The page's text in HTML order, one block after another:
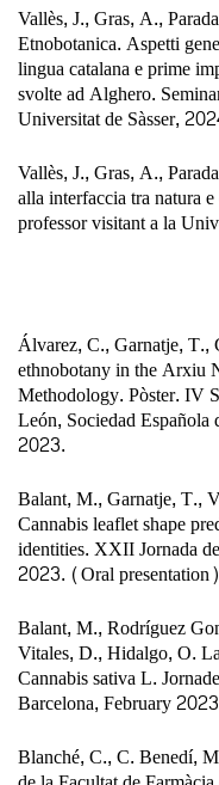
Vallès, J., Gras, A.,
Etnobotanica. Aspetti
lingua catalana e prime
svolte ad Alghero.
Universitat de Sàsser,
Vallès, J., Gras, A.,
alla interfaccia tra natura
professor visitant a la
Álvarez, C., Garnatje, T.,
ethnobotany in the
Methodology. Pòster. IV
León, Sociedad
2023.
Balant, M., Garnatje, T.,
Cannabis leaflet shape
identities. XXII Jornada
2023. (Oral presentation)
Balant, M., Rodríguez
Vitales, D., Hidalgo, O.
Cannabis sativa L.
Barcelona, February
Blanché, C., C. Benedí,